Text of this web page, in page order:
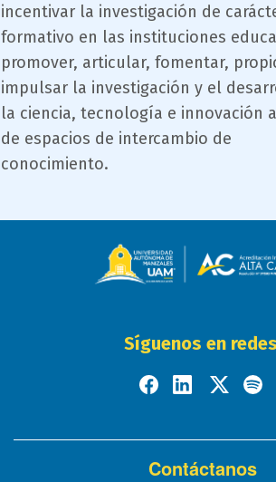
incentivar la investigación de
formativo en las instituciones
promover, articular, fomentar,
impulsar la investigación y el
la ciencia, tecnología e innovación
de espacios de intercambio de
conocimiento.
Síguenos en redes
Contáctanos